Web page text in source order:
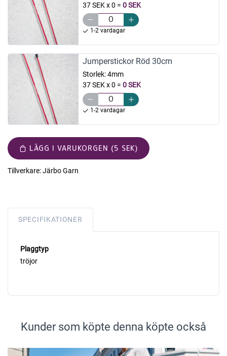
37 SEK x 0 = 0 SEK
1-2 vardagar
Jumperstickor Röd 30cm
Storlek:4mm
37 SEK x 0 = 0 SEK
1-2 vardagar
LÄGG I VARUKORGEN (5 SEK)
Tillverkare:Järbo Garn
SPECIFIKATIONER
Plaggtyp
tröjor
Kunder som köpte denna köpte också